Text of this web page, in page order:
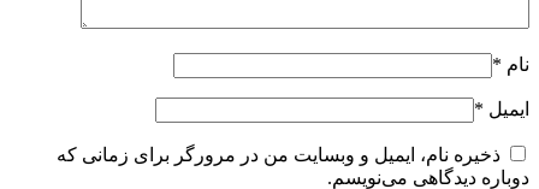
*
*
ذخیره نام، ایمیل و وبسایت من در مرورگر برای زمانی که
دیدگاهی می‌نویسم.